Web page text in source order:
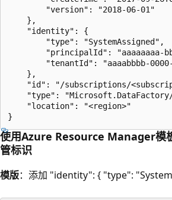
        "version": "2018-06-01"
    },
    "identity": {
        "type": "SystemAssigned",
"principalId": "aaaaaaaa-
"tenantId": "aaaabbbb-
    },
"id": "/subscriptions/
"type":
    "location": "<region>"
使用Azure Resource Manager模
管标识
模版：添加 "identity": { "type":